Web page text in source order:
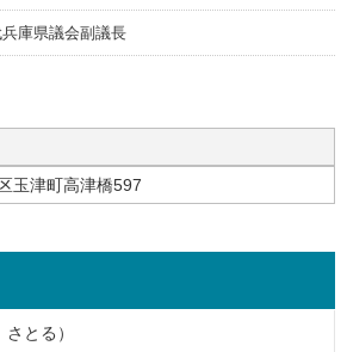
庫県議会副議長
玉津町高津橋597
とる）